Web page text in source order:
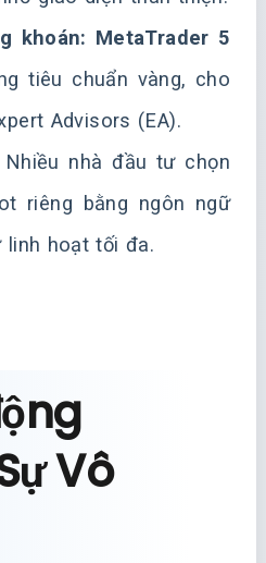
khoán: MetaTrader 5
tiêu chuẩn vàng, cho
Advisors (EA).
Nhiều nhà đầu tư chọn
riêng bằng ngôn ngữ
linh hoạt tối đa.
Vô